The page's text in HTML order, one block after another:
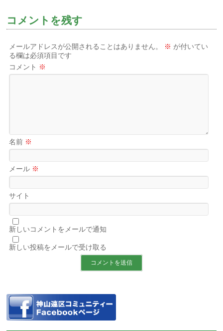
コメントを残す
メールアドレスが公開されることはありません。 ※ が付いてい
る欄は必須項目です
コメント ※
名前 ※
メール ※
サイト
新しいコメントをメールで通知
新しい投稿をメールで受け取る